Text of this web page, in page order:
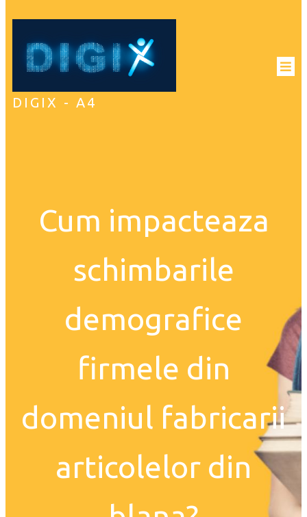
DIGIX - A4
Cum impacteaza
schimbarile
demografice
firmele din
domeniul fabricarii
articolelor din